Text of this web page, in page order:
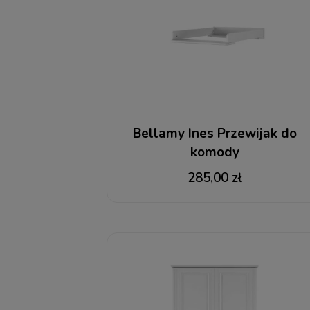
Bellamy Ines Przewijak do
komody
285,00 zł